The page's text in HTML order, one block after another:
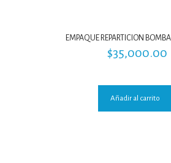
EMPAQUE REPARTICION BOMBA
$35,000.00
Añadir al carrito